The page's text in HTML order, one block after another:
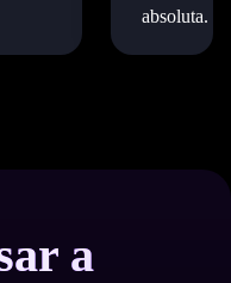
absoluta.
a